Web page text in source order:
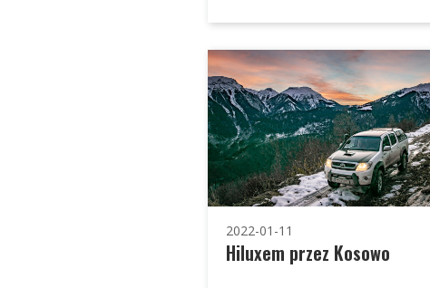
2022-01-11
Hiluxem przez Kosowo